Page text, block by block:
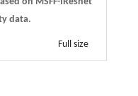
data.
Full size